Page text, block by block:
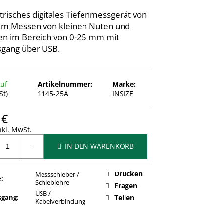
digitales Tiefenmessgerät von
Messen von kleinen Nuten und
im Bereich von 0-25 mm mit
über USB.
Artikelnummer:
1145-25A
Marke:
INSIZE
MwSt.
IN DEN WARENKORB
:
Messschieber /
Schieblehre
:
USB /
Kabelverbindung
Drucken
Fragen
Teilen